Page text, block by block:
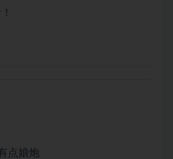
点娘炮